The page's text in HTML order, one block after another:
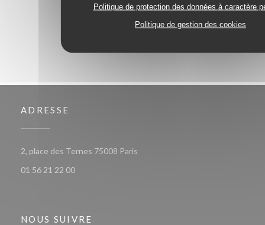
Politique de protection des données à caractère
Politique de gestion des cookies
ADRESSE
2, place des Ternes 75008 Paris
01 56 21 22 00
NOUS SUIVRE